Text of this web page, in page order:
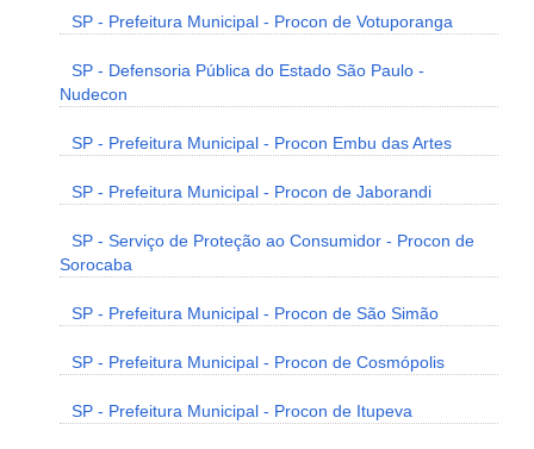
SP - Prefeitura Municipal - Procon de Votuporanga
SP - Defensoria Pública do Estado São Paulo -
Nudecon
SP - Prefeitura Municipal - Procon Embu das Artes
SP - Prefeitura Municipal - Procon de Jaborandi
SP - Serviço de Proteção ao Consumidor - Procon de
Sorocaba
SP - Prefeitura Municipal - Procon de São Simão
SP - Prefeitura Municipal - Procon de Cosmópolis
SP - Prefeitura Municipal - Procon de Itupeva